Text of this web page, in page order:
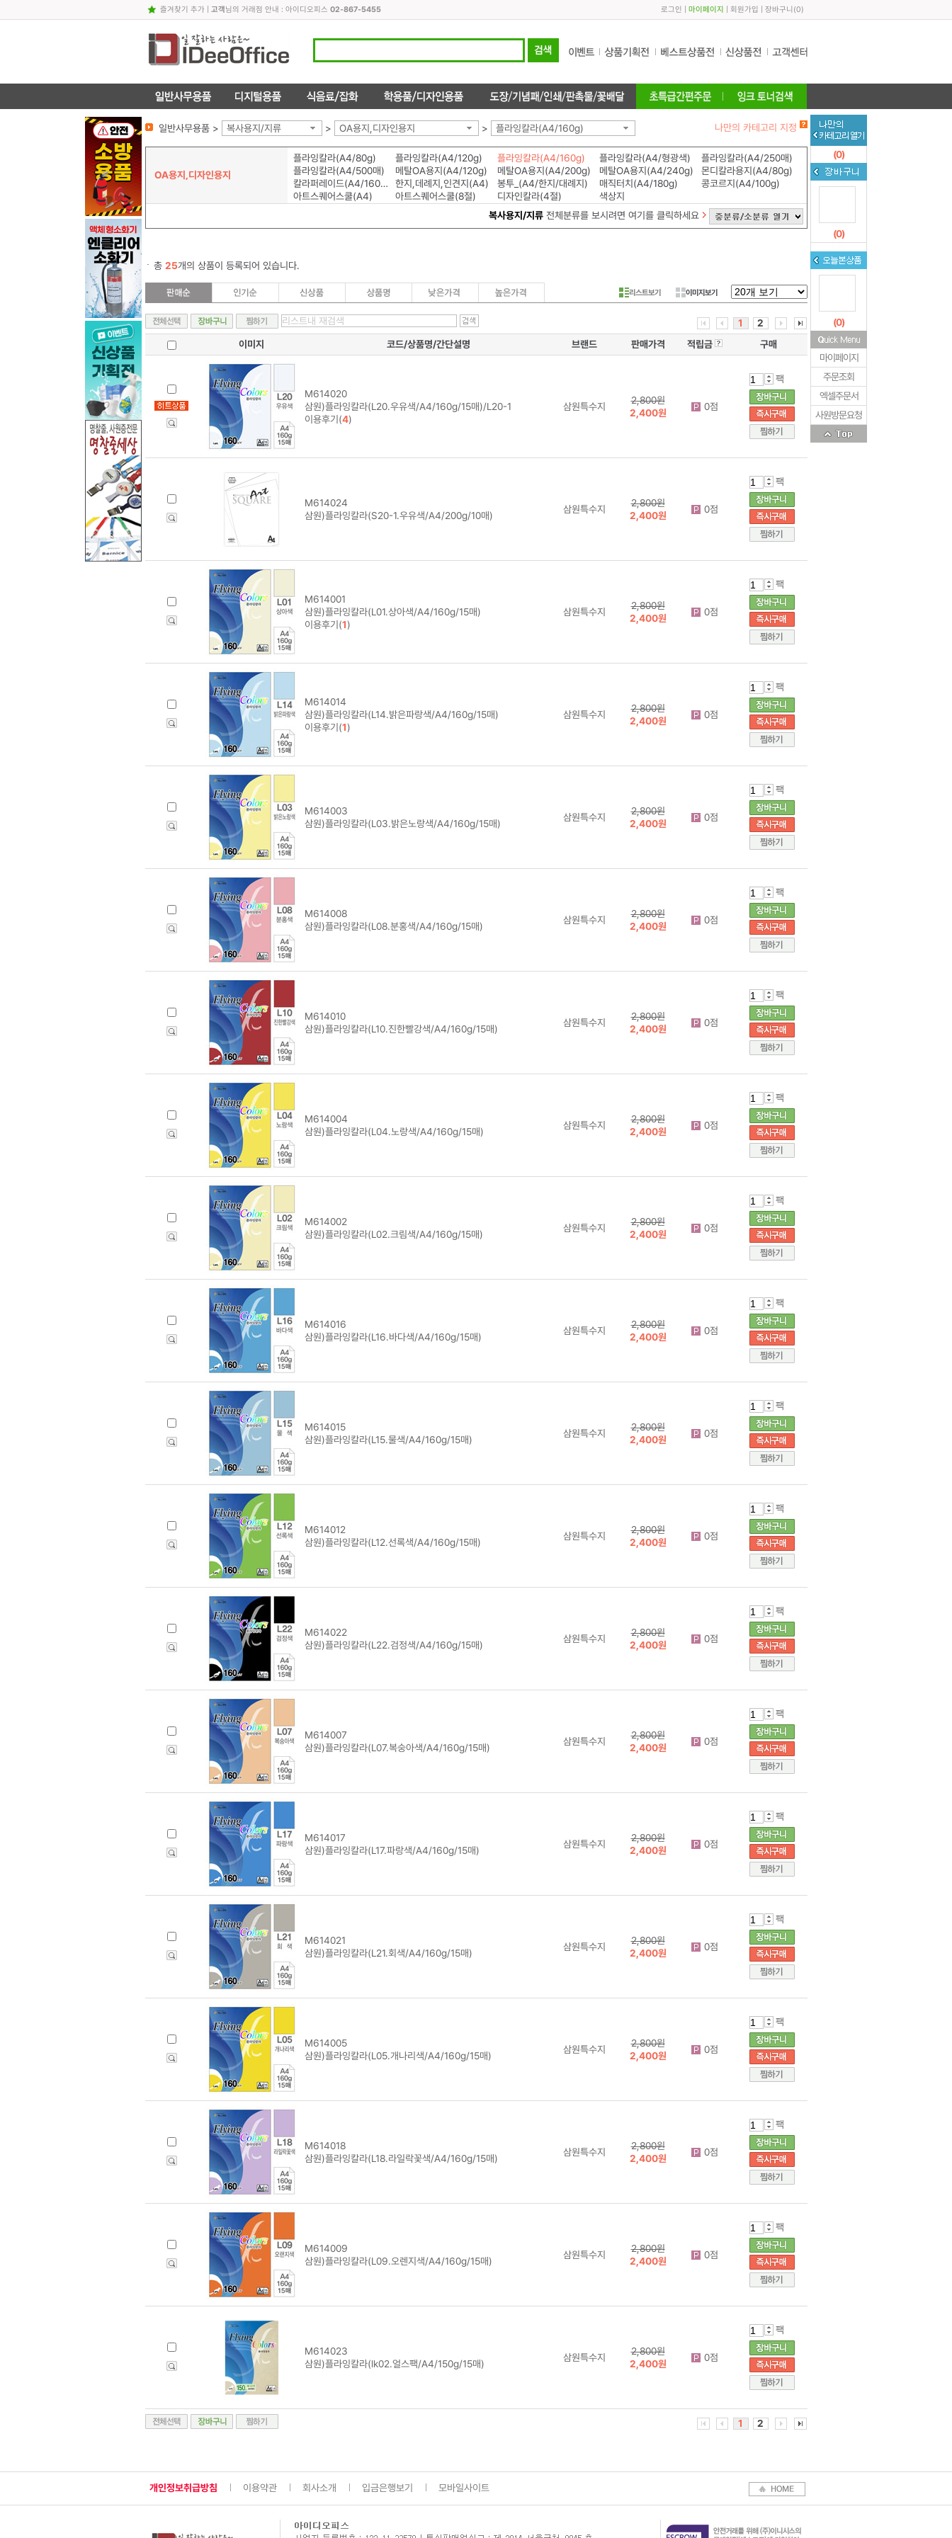
즐겨찾기 추가| 고객님의 거래점 안내 : 아이디오피스 02-867-5455 로그인 마이페이지 회원가입 장바구니 (0)
일반사무용품 > 복사용지/지류 > OA용지,디자인용지 > 플라잉칼라(A4/160g) 나만의 카테고리 지정
OA용지,디자인용지
플라잉칼라(A4/80g) 플라잉칼라(A4/120g) 플라잉칼라(A4/160g) 플라잉칼라(A4/형광색)
플라잉칼라(A4/250매)
플라잉칼라(A4/500매)
메탈OA용지(A4/120g) 메탈OA용지(A4/200g) 메탈OA용지(A4/240g)
몬디칼라용지(A4/80g)
칼라퍼레이드(A4/160g)
한지,데례지,인견지(A4) 봉투_(A4/한지/대례지) 매직터치(A4/180g)
콩코르지(A4/100g)
아트스퀘어스쿨(A4)
아트스퀘어스쿨(8절) 디자인칼라(4절)
색상지
복사용지/지류전체분류를 보시려면 여기를 클릭하세요
총 25개의 상품이 등록되어 있습니다.
리스트보기 이미지보기
1
2
이미지
코드/상품명/간단설명 브랜드 판매가격 적립금 구매
M614020
삼원)플라잉칼라(L20.우유색/A4/160g/15매)/L20-1
이용후기(4)
삼원특수지
2,800원
2,400원
0점
팩
M614024
삼원)플라잉칼라(S20-1.우유색/A4/200g/10매)
삼원특수지
2,800원
2,400원
0점
팩
M614001
삼원)플라잉칼라(L01.상아색/A4/160g/15매)
이용후기(1)
삼원특수지
2,800원
2,400원
0점
팩
M614014
삼원)플라잉칼라(L14.밝은파랑색/A4/160g/15매)
이용후기(1)
삼원특수지
2,800원
2,400원
0점
팩
M614003
삼원)플라잉칼라(L03.밝은노랑색/A4/160g/15매)
삼원특수지
2,800원
2,400원
0점
팩
M614008
삼원)플라잉칼라(L08.분홍색/A4/160g/15매)
삼원특수지
2,800원
2,400원
0점
팩
M614010
삼원)플라잉칼라(L10.진한빨강색/A4/160g/15매)
삼원특수지
2,800원
2,400원
0점
팩
M614004
삼원)플라잉칼라(L04.노랑색/A4/160g/15매)
삼원특수지
2,800원
2,400원
0점
팩
M614002
삼원)플라잉칼라(L02.크림색/A4/160g/15매)
삼원특수지
2,800원
2,400원
0점
팩
M614016
삼원)플라잉칼라(L16.바다색/A4/160g/15매)
삼원특수지
2,800원
2,400원
0점
팩
M614015
삼원)플라잉칼라(L15.물색/A4/160g/15매)
삼원특수지
2,800원
2,400원
0점
팩
M614012
삼원)플라잉칼라(L12.선록색/A4/160g/15매)
삼원특수지
2,800원
2,400원
0점
팩
M614022
삼원)플라잉칼라(L22.검정색/A4/160g/15매)
삼원특수지
2,800원
2,400원
0점
팩
M614007
삼원)플라잉칼라(L07.복숭아색/A4/160g/15매)
삼원특수지
2,800원
2,400원
0점
팩
M614017
삼원)플라잉칼라(L17.파랑색/A4/160g/15매)
삼원특수지
2,800원
2,400원
0점
팩
M614021
삼원)플라잉칼라(L21.회색/A4/160g/15매)
삼원특수지
2,800원
2,400원
0점
팩
M614005
삼원)플라잉칼라(L05.개나리색/A4/160g/15매)
삼원특수지
2,800원
2,400원
0점
팩
M614018
삼원)플라잉칼라(L18.라일락꽃색/A4/160g/15매)
삼원특수지
2,800원
2,400원
0점
팩
M614009
삼원)플라잉칼라(L09.오렌지색/A4/160g/15매)
삼원특수지
2,800원
2,400원
0점
팩
M614023
삼원)플라잉칼라(lk02.얼스팩/A4/150g/15매)
삼원특수지
2,800원
2,400원
0점
팩
1 2
(0)
(0)
(0)
마이페이지
주문조회
엑셀주문서
사원방문요청
개인정보취급방침 이용약관 회사소개 입금은행보기 모바일사이트